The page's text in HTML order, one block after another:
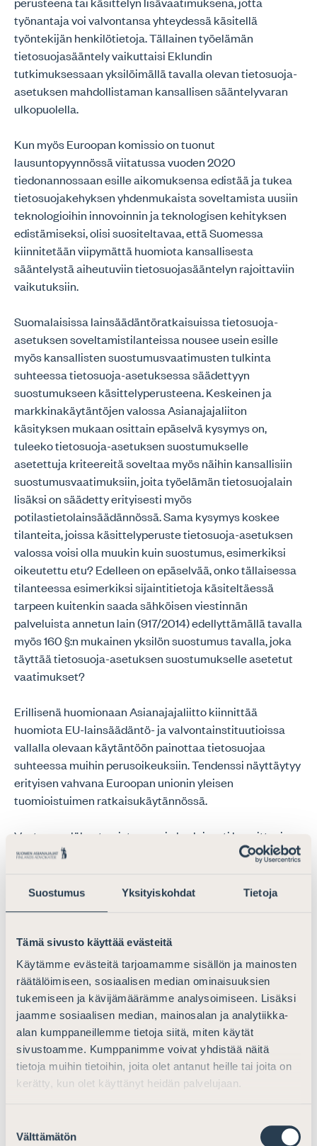
Suostumus Yksityiskohdat Tietoja
Tämä sivusto käyttää evästeitä
Käytämme evästeitä tarjoamamme sisällön ja mainosten
räätälöimiseen, sosiaalisen median ominaisuuksien
tukemiseen ja kävijämäärämme analysoimiseen. Lisäksi
jaamme sosiaalisen median, mainosalan ja analytiikka-
alan kumppaneillemme tietoja siitä, miten käytät
sivustoamme. Kumppanimme voivat yhdistää näitä
tietoja muihin tietoihin, joita olet antanut heille tai joita on
kerätty, kun olet käyttänyt heidän palvelujaan.
valinta
Välttämätön
työnantaja voi valvontansa yhteydessä käsitellä
työntekijän henkilötietoja. Tällainen työelämän
tietosuojasääntely vaikuttaisi Eklundin
tutkimuksessaan yksilöimällä tavalla olevan tietosuoja-
asetuksen mahdollistaman kansallisen sääntelyvaran
ulkopuolella.
Kun myös Euroopan komissio on tuonut
lausuntopyynnössä viitatussa vuoden 2020
tiedonannossaan esille aikomuksensa edistää ja tukea
tietosuojakehyksen yhdenmukaista soveltamista uusiin
teknologioihin innovoinnin ja teknologisen kehityksen
edistämiseksi, olisi suositeltavaa, että Suomessa
kiinnitetään viipymättä huomiota kansallisesta
sääntelystä aiheutuviin tietosuojasääntelyn rajoittaviin
vaikutuksiin.
Suomalaisissa lainsäädäntöratkaisuissa tietosuoja-
asetuksen soveltamistilanteissa nousee usein esille
myös kansallisten suostumusvaatimusten tulkinta
suhteessa tietosuoja-asetuksessa säädettyyn
suostumukseen käsittelyperusteena. Keskeinen ja
markkinakäytäntöjen valossa Asianajajaliiton
käsityksen mukaan osittain epäselvä kysymys on,
tuleeko tietosuoja-asetuksen suostumukselle
asetettuja kriteereitä soveltaa myös näihin kansallisiin
suostumusvaatimuksiin, joita työelämän tietosuojalain
lisäksi on säädetty erityisesti myös
potilastietolainsäädännössä. Sama kysymys koskee
tilanteita, joissa käsittelyperuste tietosuoja-asetuksen
valossa voisi olla muukin kuin suostumus, esimerkiksi
oikeutettu etu? Edelleen on epäselvää, onko tällaisessa
tilanteessa esimerkiksi sijaintitietoja käsiteltäessä
tarpeen kuitenkin saada sähköisen viestinnän
palveluista annetun lain (917/2014) edellyttämällä tavalla
myös 160 §:n mukainen yksilön suostumus tavalla, joka
täyttää tietosuoja-asetuksen suostumukselle asetetut
vaatimukset?
Erillisenä huomionaan Asianajajaliitto kiinnittää
huomiota EU-lainsäädäntö- ja valvontainstituutioissa
vallalla olevaan käytäntöön painottaa tietosuojaa
suhteessa muihin perusoikeuksiin. Tendenssi näyttäytyy
erityisen vahvana Euroopan unionin yleisen
tuomioistuimen ratkaisukäytännössä.
Vastaavaa lähestymistapaa ei ole yleisesti havaittavissa
Suomessa, ja lainsäädännön vaikutus viranomaisiin ja
tietosuoja-asetuksen sisällöllisten vaatimusten
Asianajajaliitto katsoo, että riski tietosuoja-asetuksen ja
kansallisen sääntelyn epätarkoituksenmukaisen
sovittamisen asetelmista ei rajaudu vain tietosuoja-
asetusta ennen voimassa olleen kansallisen sääntelyn
epäonnistuneeseen/kesken jääneeseen sovittamiseen
vaan tulee kokemuksemme mukaan jatkuvasti esille
myös uutta sääntelyä voimaan saatettaessa, ja
erityisesti silloin, kun tietosuoja-asetuksen merkittävää
vaikutusta ei tunnisteta. Esimerkiksi lakiin
tuomioistuinten diaaritietoja journalistisiin tarkoituksiin.